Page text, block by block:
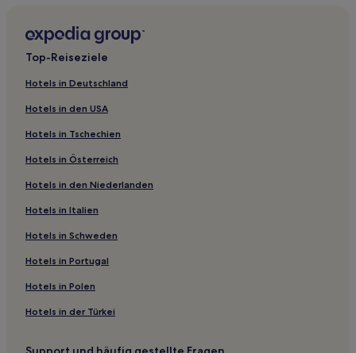
Hostels in The Entertainment Quarter
Gasthäuser in Silver Beach
Bellevue Hill: Hotels
Hotels nahe George Hanna Memorial Museum
Hotels nahe Customs House
Hotels nahe Sydney-Park
Birchgrove: Hotels
Hotels nahe Wild Life Sydney Zoo
Balmoral: Hotels
Matraville: Hotels
Hotels nahe Stadtbahn-Station Convention
Hotels nahe Wolli Creek Regional Park
Top-Reiseziele
Hotels in Deutschland
Hotels in den USA
Hotels in Tschechien
Hotels in Österreich
Hotels in den Niederlanden
Hotels in Italien
Hotels in Schweden
Hotels in Portugal
Hotels in Polen
Hotels in der Türkei